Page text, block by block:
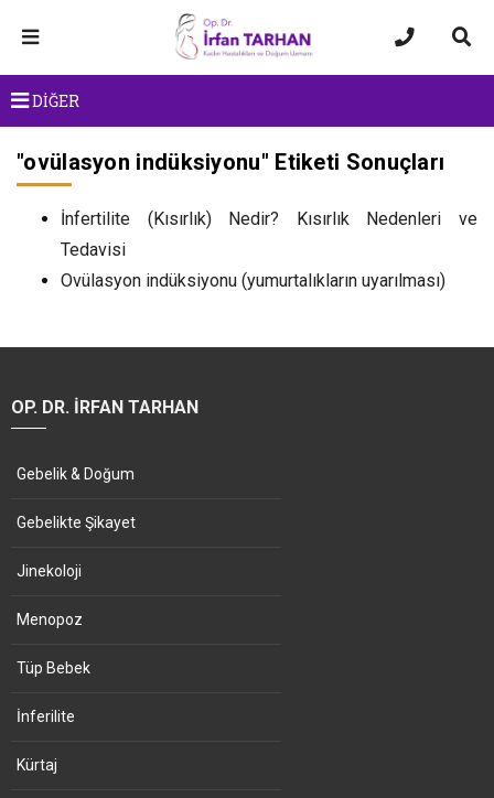
DİĞER
"ovülasyon indüksiyonu" Etiketi Sonuçları
İnfertilite (Kısırlık) Nedir? Kısırlık Nedenleri ve
Tedavisi
Ovülasyon indüksiyonu (yumurtalıkların uyarılması)
OP. DR. İRFAN TARHAN
Gebelik & Doğum
Gebelikte Şikayet
Jinekoloji
Menopoz
Tüp Bebek
İnferilite
Kürtaj